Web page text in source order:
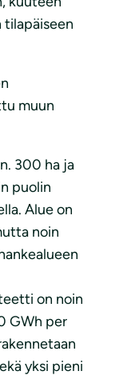
tilapäiseen
muun
300 ha ja
puolin
Alue on
noin
on noin
GWh per
yksi pieni